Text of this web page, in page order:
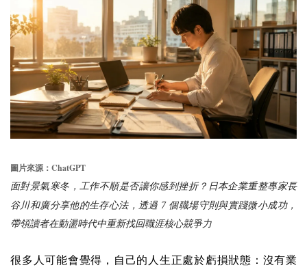
圖片來源： ChatGPT
面對景氣寒冬，工作不順是否讓你感到挫折？日本企業重整專家長
谷川和廣分享他的生存心法，透過 7個職場守則與實踐微小成功，
帶領讀者在動盪時代中重新找回職涯核心競爭力
很多人可能會覺得，自己的人生正處於虧損狀態：沒有業